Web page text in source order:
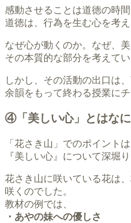
感動させることは道徳の時
道徳は、行為を生む心を考え
なぜ心が動くのか。なぜ、美
その本質的な部分を考えて
しかし、その活動の出口は
余韻をもって終わる授業に
④「美しい心」とはな
「花さき山」でのポイントは
『美しい心』について深堀
花さき山に咲いている花は
咲くのでした。
教材の例では、
・あやの妹への優しさ